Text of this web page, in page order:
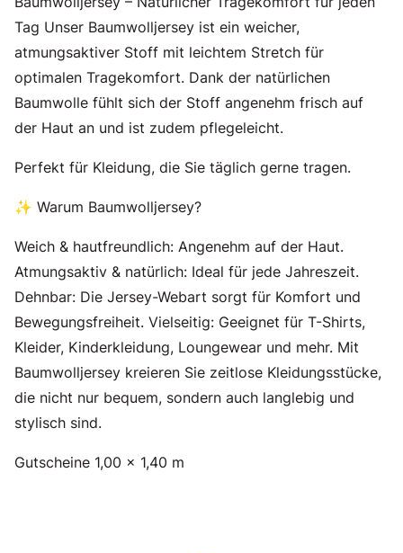
Tag Unser Baumwolljersey ist ein weicher,
atmungsaktiver Stoff mit leichtem Stretch für
optimalen Tragekomfort. Dank der natürlichen
Baumwolle fühlt sich der Stoff angenehm frisch auf
der Haut an und ist zudem pflegeleicht.
Perfekt für Kleidung, die Sie täglich gerne tragen.
✨ Warum Baumwolljersey?
Weich & hautfreundlich: Angenehm auf der Haut.
Atmungsaktiv & natürlich: Ideal für jede Jahreszeit.
Dehnbar: Die Jersey-Webart sorgt für Komfort und
Bewegungsfreiheit. Vielseitig: Geeignet für T-Shirts,
Kleider, Kinderkleidung, Loungewear und mehr. Mit
Baumwolljersey kreieren Sie zeitlose Kleidungsstücke,
die nicht nur bequem, sondern auch langlebig und
stylisch sind.
Gutscheine 1,00 x 1,40 m